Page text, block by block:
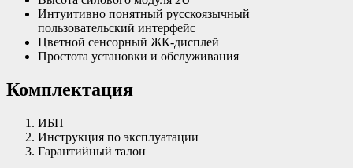
Интуитивно понятный русскоязычный
пользовательский интерфейс
Цветной сенсорный ЖК-дисплей
Простота установки и обслуживания
Комплектация
ИБП
Инструкция по эксплуатации
Гарантийный талон